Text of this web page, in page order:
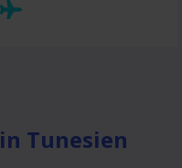
Tunesien